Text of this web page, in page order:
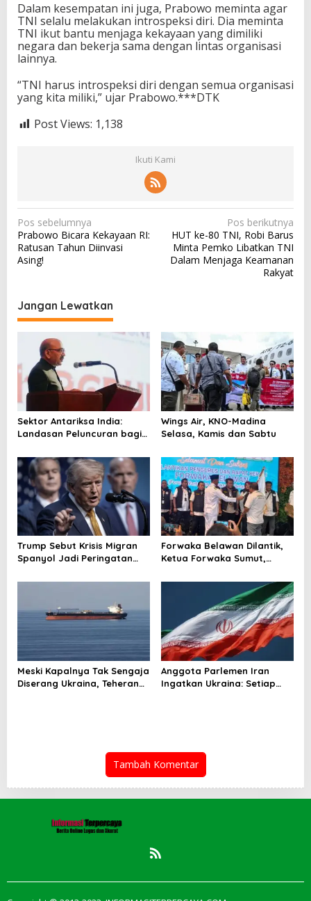
Dalam kesempatan ini juga, Prabowo meminta agar
TNI selalu melakukan introspeksi diri. Dia meminta
TNI ikut bantu menjaga kekayaan yang dimiliki
negara dan bekerja sama dengan lintas organisasi
lainnya.
“TNI harus introspeksi diri dengan semua organisasi
yang kita miliki,” ujar Prabowo.***DTK
Post Views: 1,138
Ikuti Kami
N
a
v
g
a
s
i
p
o
s
Pos sebelumnya
Prabowo Bicara Kekayaan RI:
Ratusan Tahun Diinvasi
Asing!
Pos berikutnya
HUT ke-80 TNI, Robi Barus
Minta Pemko Libatkan TNI
Dalam Menjaga Keamanan
Rakyat
Jangan Lewatkan
Sektor Antariksa India:
Landasan Peluncuran bagi
Wings Air, KNO-Madina
Selasa, Kamis dan Sabtu
Trump Sebut Krisis Migran
Spanyol Jadi Peringatan
Forwaka Belawan Dilantik,
Ketua Forwaka Sumut,
Profesionalisme Wartawan
di Wilayah Hukum Kejari
Meski Kapalnya Tak Sengaja
Diserang Ukraina, Teheran
Anggota Parlemen Iran
Ingatkan Ukraina: Setiap
Tambah Komentar